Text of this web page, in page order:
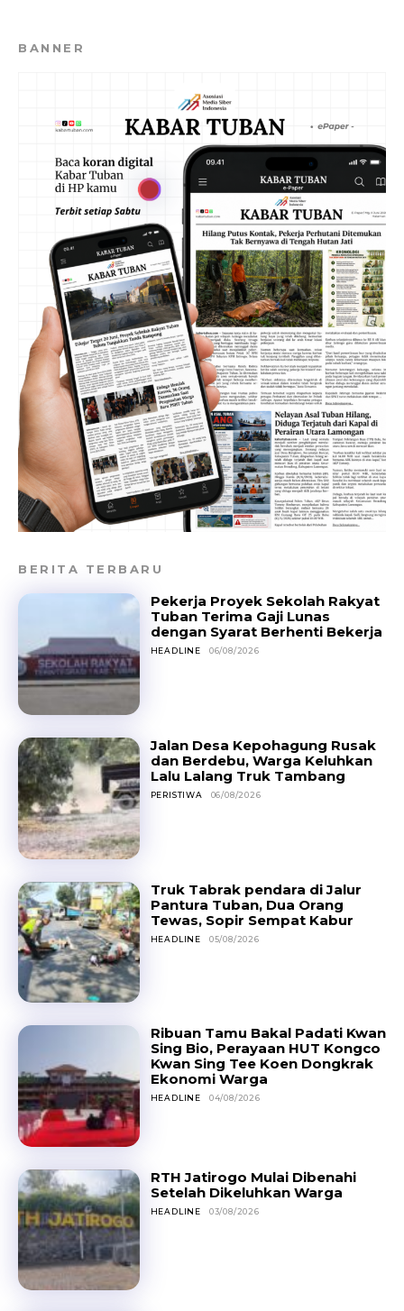
BANNER
BERITA TERBARU
Pekerja Proyek Sekolah Rakyat
Tuban Terima Gaji Lunas
dengan Syarat Berhenti Bekerja
HEADLINE 06/08/2026
Jalan Desa Kepohagung Rusak
dan Berdebu, Warga Keluhkan
Lalu Lalang Truk Tambang
PERISTIWA 06/08/2026
Truk Tabrak pendara di Jalur
Pantura Tuban, Dua Orang
Tewas, Sopir Sempat Kabur
HEADLINE 05/08/2026
Ribuan Tamu Bakal Padati Kwan
Sing Bio, Perayaan HUT Kongco
Kwan Sing Tee Koen Dongkrak
Ekonomi Warga
HEADLINE 04/08/2026
RTH Jatirogo Mulai Dibenahi
Setelah Dikeluhkan Warga
HEADLINE 03/08/2026